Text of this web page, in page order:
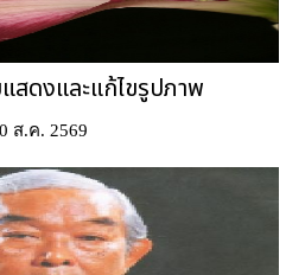
สดงและแก้ไขรูปภาพ
ส.ค. 2569